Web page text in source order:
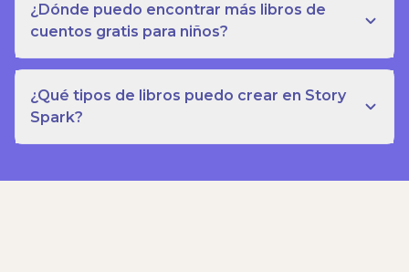
¿Dónde puedo encontrar más libros de
cuentos gratis para niños?
¿Qué tipos de libros puedo crear en Story
Spark?